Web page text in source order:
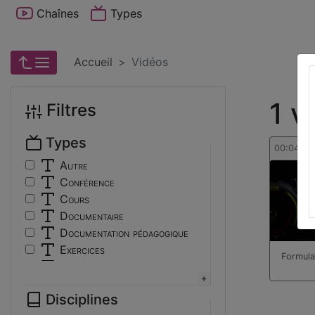
Chaînes Types
Accueil Vidéos
1
00:04:16
Filtres
Types
Autre
Conférence
Cours
Documentaire
Documentation pédagogique
Exercices
Travaux d'élèves/étudiants
Disciplines